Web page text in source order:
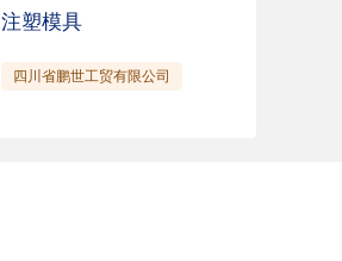
注塑模具
四川省鹏世工贸有限公司